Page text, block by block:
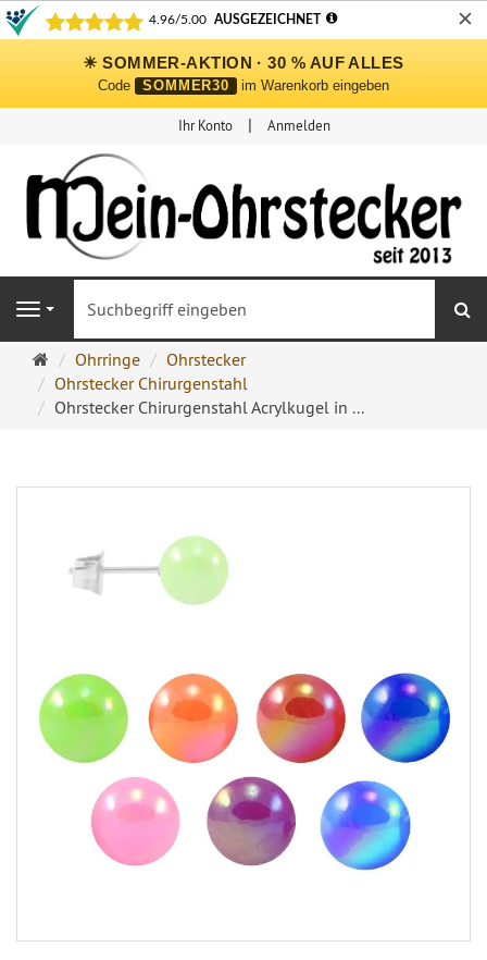
✕
☀ SOMMER-AKTION · 30 % AUF ALLES
Code SOMMER30 im Warenkorb eingeben
Ihr Konto Anmelden
Navigation
Ohrringe
Ohrstecker
Onlineshop
Ohrringe
Ohrstecker
Ohrstecker Chirurgenstahl
Ohrstecker Chirurgenstahl Acrylkugel in ...